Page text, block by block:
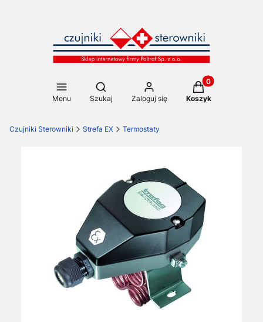
Menu
Otwórz wyszukiwarkę
Szukaj Zaloguj się
Produkty w
Koszyk
Czujniki Sterowniki Strefa EX Termostaty